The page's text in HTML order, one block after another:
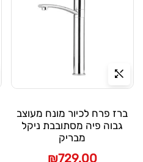
ברז פרח לכיור מונח מעוצב
גבוה פיה מסתובבת ניקל
מבריק
₪729.00